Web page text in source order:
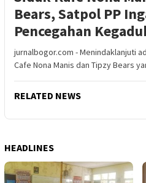
Bears, Satpol PP
Pencegahan
jurnalbogor.com - Menindaklanjuti
Cafe Nona Manis dan Tipzy Bears
RELATED NEWS
HEADLINES